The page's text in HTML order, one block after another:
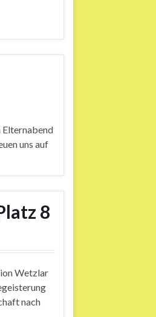
Elternabend
uns auf
8
Wetzlar
nach